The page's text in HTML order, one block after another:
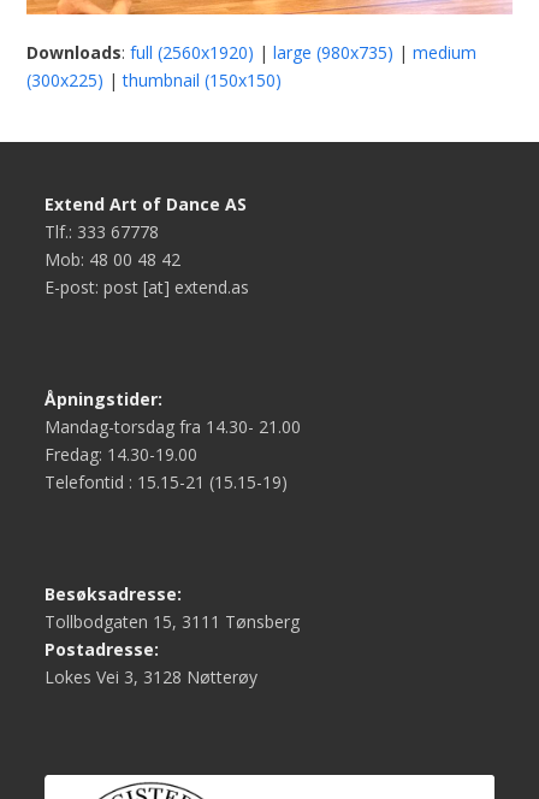
Downloads:full (2560x1920) |large (980x735) |medium
(300x225) |thumbnail (150x150)
Extend Art of Dance AS
Tlf.: 333 67778
Mob: 48 00 48 42
E-post: post [at] extend.as
Åpningstider:
Mandag-torsdag fra 14.30- 21.00
Fredag: 14.30-19.00
Telefontid : 15.15-21 (15.15-19)
Besøksadresse:
Tollbodgaten 15, 3111 Tønsberg
Postadresse:
Lokes Vei 3, 3128 Nøtterøy